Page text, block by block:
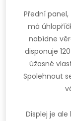
Přední panel,
má
nabídne
disponuje
úžasné
Spolehnout
Displej je